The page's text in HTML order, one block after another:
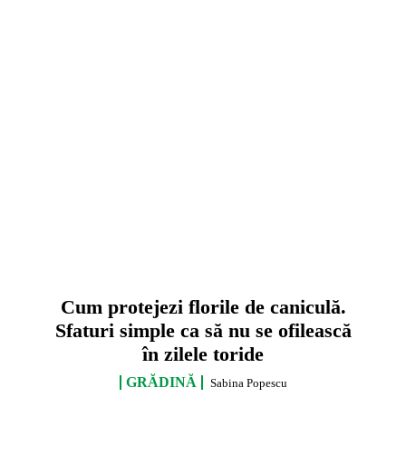
Cum protejezi florile de caniculă.
Sfaturi simple ca să nu se ofilească
în zilele toride
GRĂDINĂ Sabina Popescu